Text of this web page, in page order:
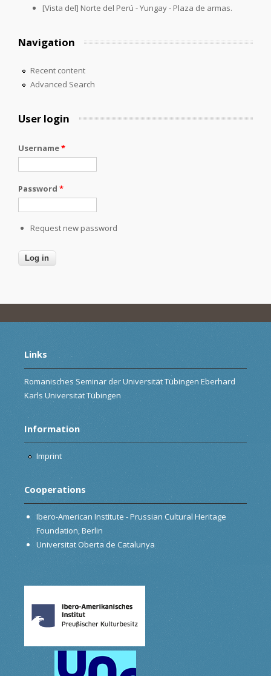
[Vista del] Norte del Perú - Yungay - Plaza de armas.
Navigation
Recent content
Advanced Search
User login
Username*
Password *
Request new password
Links
Romanisches Seminar der Universität Tübingen Eberhard
Karls Universität Tübingen
Information
Imprint
Cooperations
Ibero-American Institute - Prussian Cultural Heritage
Foundation, Berlin
Universitat Oberta de Catalunya